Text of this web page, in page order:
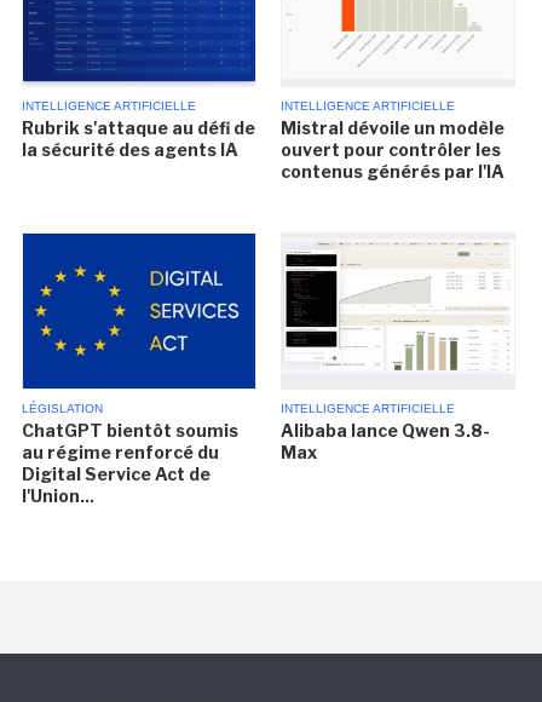
INTELLIGENCE ARTIFICIELLE
Rubrik s'attaque au défi de
la sécurité des agents IA
INTELLIGENCE ARTIFICIELLE
Mistral dévoile un modèle
ouvert pour contrôler les
contenus générés par l'IA
LÉGISLATION
ChatGPT bientôt soumis
au régime renforcé du
Digital Service Act de
l'Union...
INTELLIGENCE ARTIFICIELLE
Alibaba lance Qwen 3.8-
Max